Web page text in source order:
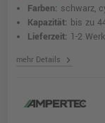
Farben: schwarz,
Kapazität: bis zu
Lieferzeit: 1-2
mehr Details chevron_right